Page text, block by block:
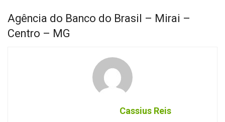
Agência do Banco do Brasil – Mirai –
Centro – MG
Cassius Reis